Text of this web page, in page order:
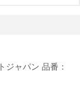
ジャパン 品番：